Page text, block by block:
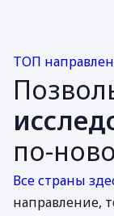
ТОП
по-
Все страны
направление,